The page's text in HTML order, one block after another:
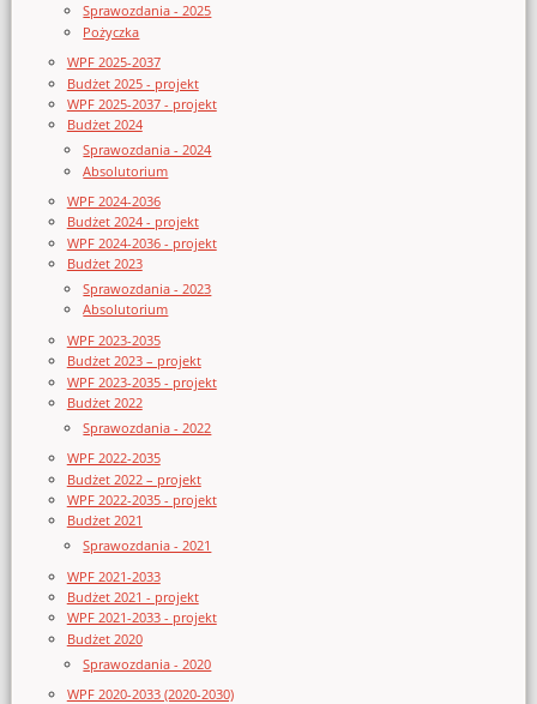
Sprawozdania - 2025
Pożyczka
WPF 2025-2037
Budżet 2025 - projekt
WPF 2025-2037 - projekt
Budżet 2024
Sprawozdania - 2024
Absolutorium
WPF 2024-2036
Budżet 2024 - projekt
WPF 2024-2036 - projekt
Budżet 2023
Sprawozdania - 2023
Absolutorium
WPF 2023-2035
Budżet 2023 – projekt
WPF 2023-2035 - projekt
Budżet 2022
Sprawozdania - 2022
WPF 2022-2035
Budżet 2022 – projekt
WPF 2022-2035 - projekt
Budżet 2021
Sprawozdania - 2021
WPF 2021-2033
Budżet 2021 - projekt
WPF 2021-2033 - projekt
Budżet 2020
Sprawozdania - 2020
WPF 2020-2033 (2020-2030)